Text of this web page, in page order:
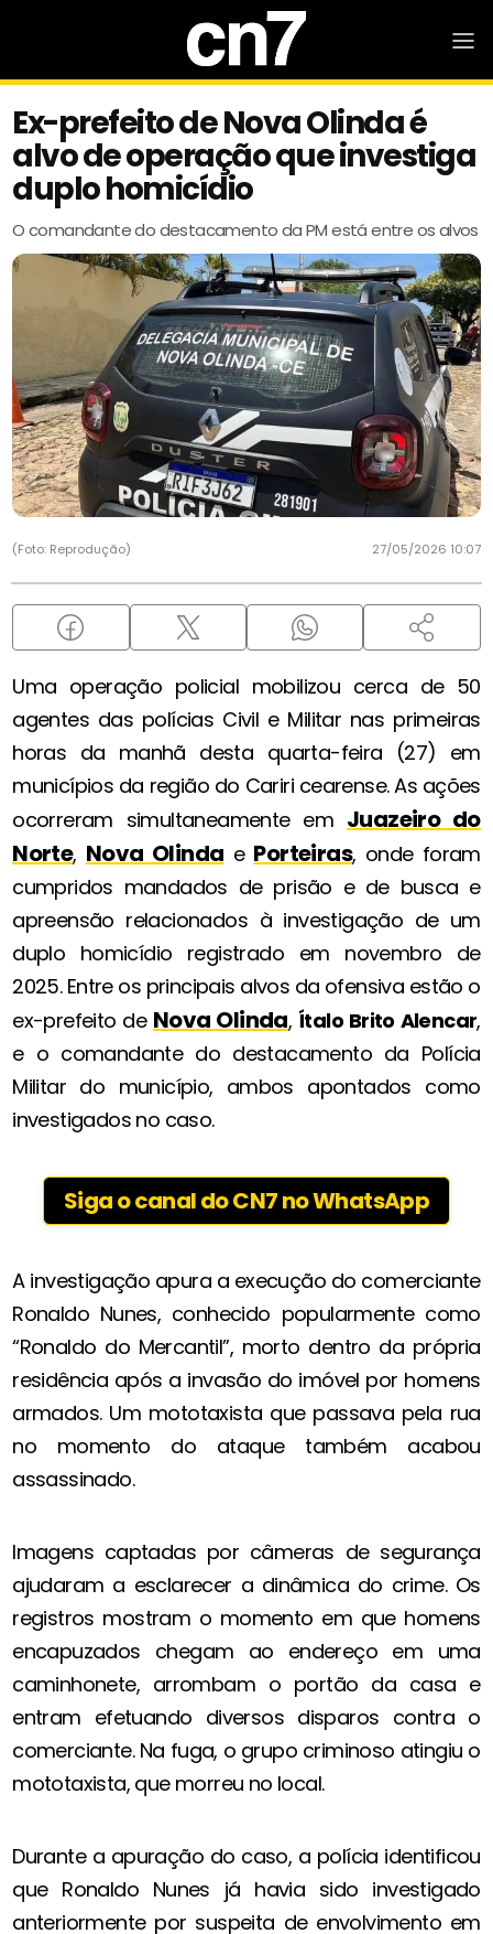
Ex-prefeito de Nova Olinda é
alvo de operação que investiga
duplo homicídio
O comandante do destacamento da PM está entre os alvos
(Foto: Reprodução) 27/05/2026 10:07
Uma operação policial mobilizou cerca de 50
agentes das polícias Civil e Militar nas primeiras
horas da manhã desta quarta-feira (27) em
municípios da região do Cariri cearense. As ações
ocorreram simultaneamente em Juazeiro do
Norte, Nova Olinda e Porteiras, onde foram
cumpridos mandados de prisão e de busca e
apreensão relacionados à investigação de um
duplo homicídio registrado em novembro de
2025. Entre os principais alvos da ofensiva estão o
ex-prefeito de Nova Olinda, Ítalo Brito Alencar,
e o comandante do destacamento da Polícia
Militar do município, ambos apontados como
investigados no caso.
Siga o canal do CN7 no WhatsApp
A investigação apura a execução do comerciante
Ronaldo Nunes, conhecido popularmente como
“Ronaldo do Mercantil”, morto dentro da própria
residência após a invasão do imóvel por homens
armados. Um mototaxista que passava pela rua
no momento do ataque também acabou
assassinado.
Imagens captadas por câmeras de segurança
ajudaram a esclarecer a dinâmica do crime. Os
registros mostram o momento em que homens
encapuzados chegam ao endereço em uma
caminhonete, arrombam o portão da casa e
entram efetuando diversos disparos contra o
comerciante. Na fuga, o grupo criminoso atingiu o
mototaxista, que morreu no local.
Durante a apuração do caso, a polícia identificou
que Ronaldo Nunes já havia sido investigado
anteriormente por suspeita de envolvimento em